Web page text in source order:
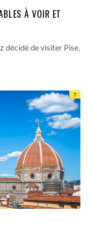
À VOIR ET
décidé de visiter Pise,
7